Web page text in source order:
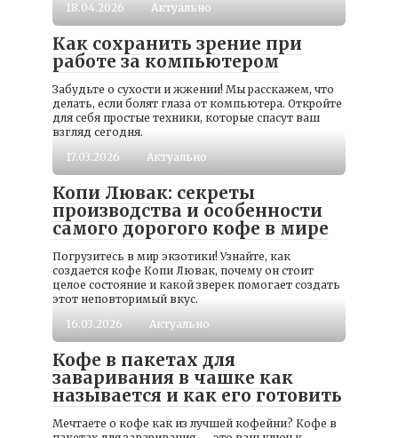
18.04.2026
Актуально
Как сохранить зрение при
работе за компьютером
Забудьте о сухости и жжении! Мы расскажем, что
делать, если болят глаза от компьютера. Откройте
для себя простые техники, которые спасут ваш
взгляд сегодня.
17.03.2026
Актуально
Копи Лювак: секреты
производства и особенности
самого дорогого кофе в мире
Погрузитесь в мир экзотики! Узнайте, как
создается кофе Копи Лювак, почему он стоит
целое состояние и какой зверек помогает создать
этот неповторимый вкус.
16.03.2026
Актуально
Кофе в пакетах для
заваривания в чашке как
называется и как его готовить
Мечтаете о кофе как из лучшей кофейни? Кофе в